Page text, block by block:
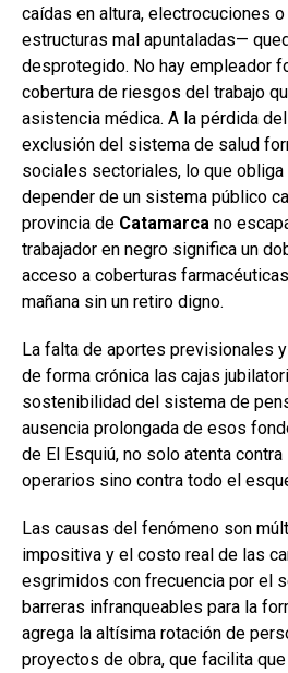
caídas en altura, electrocuciones
estructuras mal apuntaladas—
desprotegido. No hay empleador
cobertura de riesgos del trabajo
asistencia médica. A la pérdida
exclusión del sistema de salud
sociales sectoriales, lo que
depender de un sistema público
provincia de Catamarca no
trabajador en negro significa un
acceso a coberturas
mañana sin un retiro digno.
La falta de aportes previsionales
de forma crónica las cajas
sostenibilidad del sistema de
ausencia prolongada de esos
de El Esquiú, no solo atenta
operarios sino contra todo el
Las causas del fenómeno son
impositiva y el costo real de las
esgrimidos con frecuencia por el
barreras infranqueables para la
agrega la altísima rotación de
proyectos de obra, que facilita